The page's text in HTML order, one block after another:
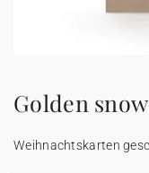
Golden
Weihnachtskarten